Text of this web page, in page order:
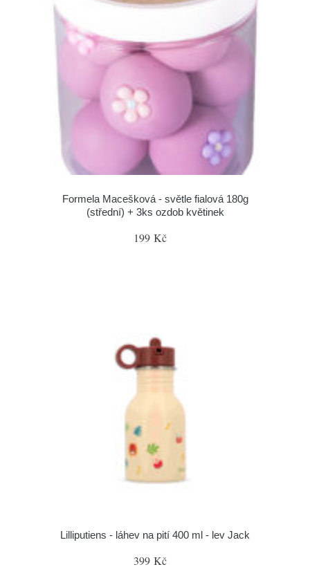
Formela Macešková - světle fialová 180g
(střední) + 3ks ozdob květinek
199 Kč
Lilliputiens - láhev na pití 400 ml - lev Jack
399 Kč